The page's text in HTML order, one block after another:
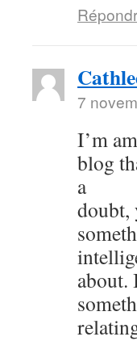
7
I’m
blog
a
doubt,
about.